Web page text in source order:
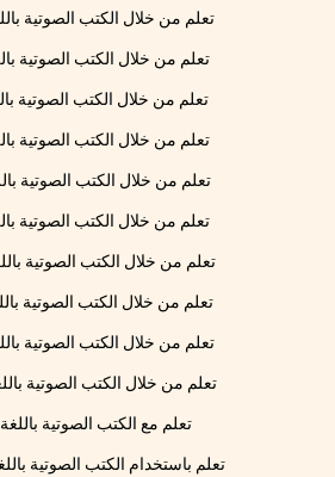
تعلم من خلال الكتب الصوتية
تعلم من خلال الكتب الصوتية
تعلم من خلال الكتب الصوتية
تعلم من خلال الكتب الصوتية
تعلم من خلال الكتب الصوتية
تعلم من خلال الكتب الصوتية
تعلم من خلال الكتب الصوتية
تعلم من خلال الكتب الصوتية
تعلم من خلال الكتب الصوتية
تعلم من خلال الكتب الصوتية
تعلم مع الكتب الصوتية باللغة
تعلم باستخدام الكتب الصوتية